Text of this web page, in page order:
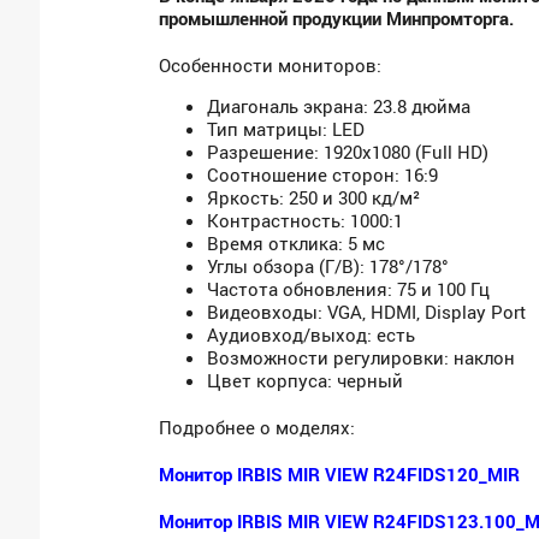
промышленной продукции Минпромторга.
Особенности мониторов:
Диагональ экрана: 23.8 дюйма
Тип матрицы: LED
Разрешение: 1920x1080 (Full HD)
Соотношение сторон: 16:9
Яркость: 250 и 300 кд/м²
Контрастность: 1000:1
Время отклика: 5 мс
Углы обзора (Г/В): 178°/178°
Частота обновления: 75 и 100 Гц
Видеовходы: VGA, HDMI, Display Port
Аудиовход/выход: есть
Возможности регулировки: наклон
Цвет корпуса: черный
Подробнее о моделях:
Монитор IRBIS MIR VIEW R24FIDS120_MIR
Монитор IRBIS MIR VIEW